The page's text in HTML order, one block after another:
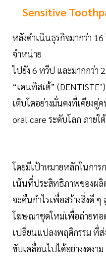
Sensitive
หลังดำเนินธุรกิจมากว่า
จำหน่าย
ไปยัง 6 ทวีป และมากกว่า
“เดนทิสเต้”
เติบโตอย่างมั่นคงที่เคียงคู่
oral care ระดับโลก ภาย
โดยมีเป้าหมายหลักในการ
เน้นที่ประสิทธิภาพของผ
จะคืนกำไรเพื่อสร้างสิ่งดี
โฆษณาชุดใหม่เพื่อถ่ายทอ
เปลี่ยนแปลงพฤติกรรม ที่ส่
ขับเคลื่อนไปได้อย่างงดงาม